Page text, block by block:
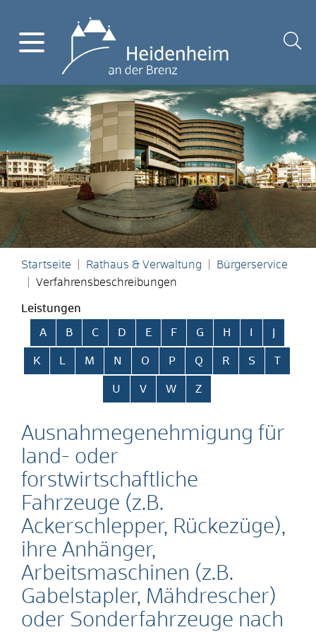
Startseite Rathaus & Verwaltung
Bürgerservice
Verfahrensbeschreibungen
Leistungen
Alphabetisches Register überspringen
A B C D E F G H
K L M N O P Q R S T
U V W Z
Ausnahmegenehmigung für
land- oder
forstwirtschaftliche
Fahrzeuge (z.B.
Ackerschlepper, Rückezüge),
ihre Anhänger,
Arbeitsmaschinen (z.B.
Gabelstapler, Mähdrescher)
oder Sonderfahrzeuge nach